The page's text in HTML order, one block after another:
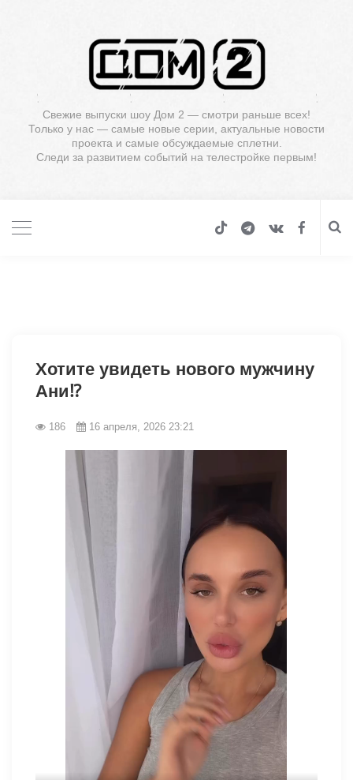
Свежие выпуски шоу Дом 2 — смотри раньше всех!
Только у нас — самые новые серии, актуальные новости
проекта и самые обсуждаемые сплетни.
Следи за развитием событий на телестройке первым!
Хотите увидеть нового мужчину
Ани⁉️
186 16 апреля, 2026 23:21